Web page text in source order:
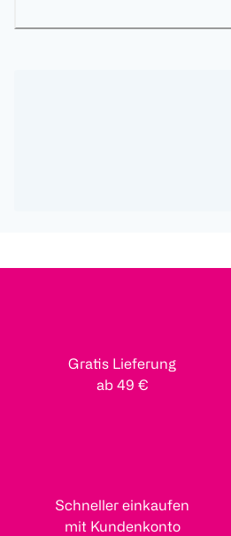
Gratis Lieferung
ab 49 €
Schneller einkaufen
mit Kundenkonto